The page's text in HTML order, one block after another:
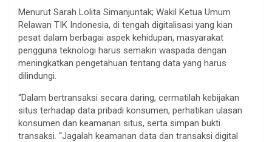
Menurut Sarah Lolita Simanjuntak; Wakil Ketua Umum
Relawan TIK Indonesia, di tengah digitalisasi yang kian
pesat dalam berbagai aspek kehidupan, masyarakat
pengguna teknologi harus semakin waspada dengan
meningkatkan pengetahuan tentang data yang harus
dilindungi.
“Dalam bertransaksi secara daring, cermatilah kebijakan
situs terhadap data pribadi konsumen, perhatikan ulasan
konsumen dan keamanan situs, serta simpan bukti
transaksi. “Jagalah keamanan data dan transaksi digital